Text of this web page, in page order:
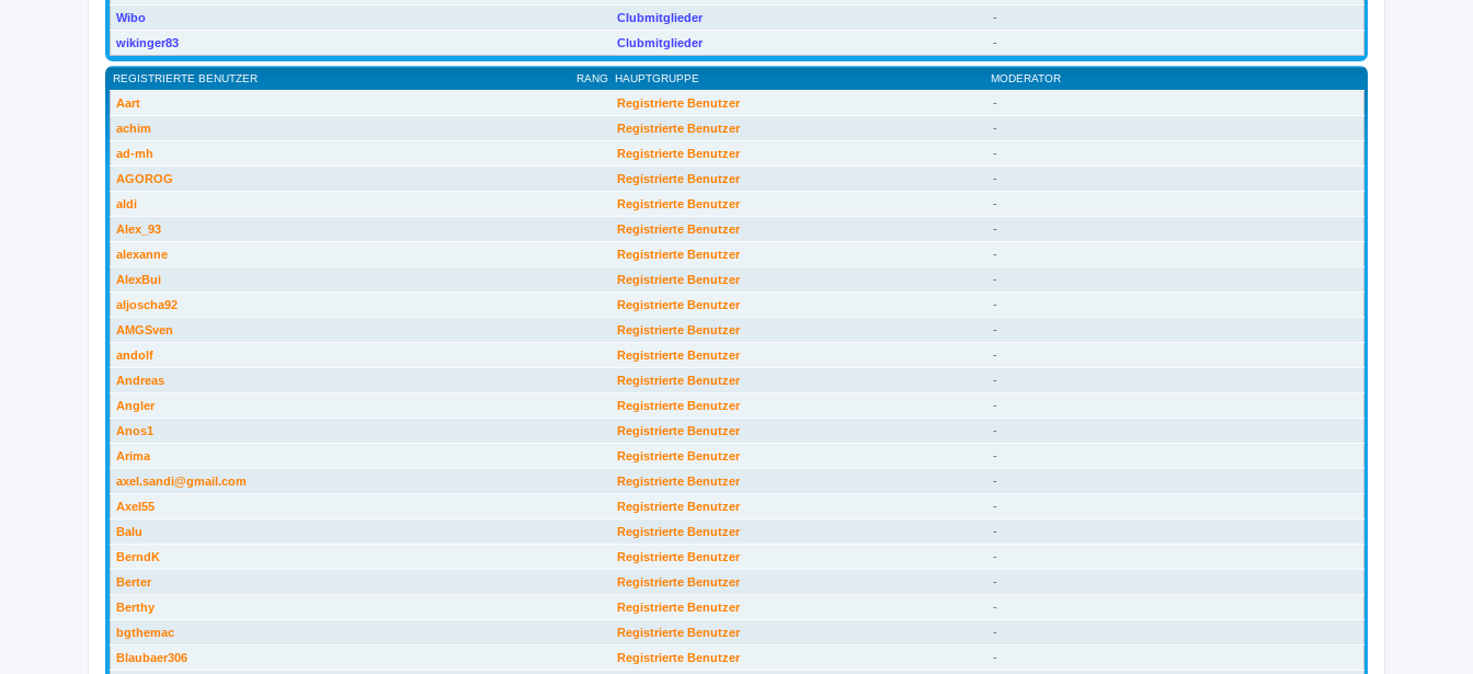
Wibo
Clubmitglieder
-
wikinger83
Clubmitglieder -
RANG
REGISTRIERTE BENUTZER HAUPTGRUPPE MODERATOR
Aart Registrierte Benutzer
-
achim
Registrierte Benutzer
-
ad-mh
Registrierte Benutzer
-
AGOROG
Registrierte Benutzer
-
aldi
Registrierte Benutzer
-
Alex_93
Registrierte Benutzer
-
alexanne
Registrierte Benutzer
-
AlexBui
Registrierte Benutzer
-
aljoscha92
Registrierte Benutzer
-
AMGSven
Registrierte Benutzer
-
andolf
Registrierte Benutzer
-
Andreas
Registrierte Benutzer
-
Angler
Registrierte Benutzer
-
Anos1
Registrierte Benutzer
-
Arima
Registrierte Benutzer
-
axel.sandi@gmail.com
Registrierte Benutzer
-
Axel55
Registrierte Benutzer
-
Balu
Registrierte Benutzer
-
BerndK
Registrierte Benutzer
-
Berter
Registrierte Benutzer
-
Berthy
Registrierte Benutzer
-
bgthemac
Registrierte Benutzer
-
Blaubaer306
Registrierte Benutzer
-